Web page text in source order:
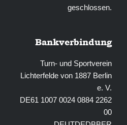
geschlossen.
Bankverbindung
Turn- und Sportverein
Lichterfelde von 1887 Berlin
e. V.
DE61 1007 0024 0884 2262
00